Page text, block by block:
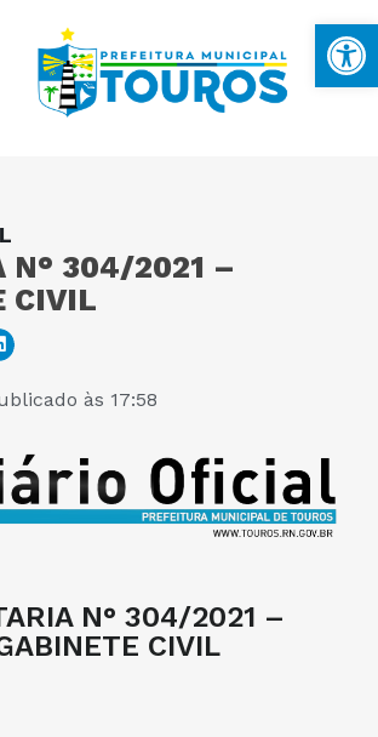
N° 304/2021 –
CIVIL
às 17:58
N° 304/2021 –
CIVIL